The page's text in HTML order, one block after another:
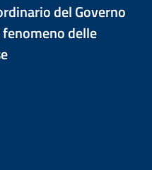
del Governo
delle